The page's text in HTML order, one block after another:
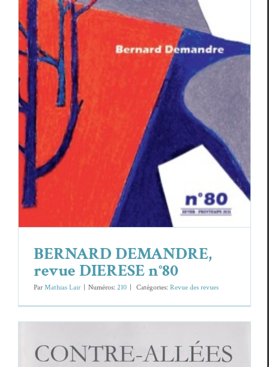
BERNARD DEMANDRE, revue
DIERESE n°80
Revue des revues
BERNARD DEMANDRE,
revue DIERESE n°80
ParMathias Lair | Numéros: 210 | Caté­gories: Revue des revues